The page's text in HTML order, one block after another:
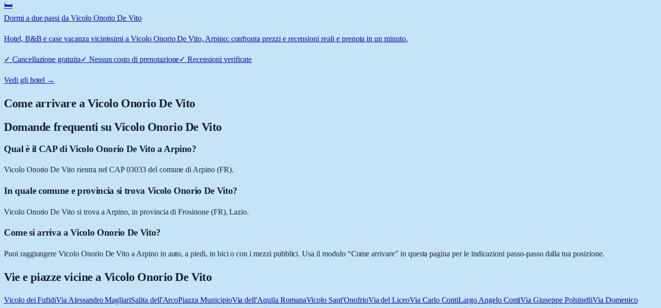
🛏️
Dormi a due passi da Vicolo Onorio De Vito
Hotel, B&B e case vacanza vicinissimi a Vicolo Onorio De Vito, Arpino: confronta prezzi e recensioni reali e prenota in un minuto.
✓ Cancellazione gratuita✓ Nessun costo di prenotazione✓Recensioni verificate
Vedi gli hotel →
Come arrivare aVicolo Onorio De Vito
Domande frequenti su Vicolo Onorio De Vito
Qual è il CAP di Vicolo Onorio De Vito a Arpino?
Vicolo Onorio De Vito rientra nel CAP 03033 del comune di Arpino (FR).
In quale comune e provincia si trova Vicolo Onorio De Vito?
Vicolo Onorio De Vito si trova a Arpino, in provincia di Frosinone (FR), Lazio.
Come si arriva a Vicolo Onorio De Vito?
Puoi raggiungere Vicolo Onorio De Vito a Arpino in auto, a piedi, in bici o con i mezzi pubblici. Usa il modulo “Come arrivare” in questa pagina per le indicazioni passo-passo dalla tua posizione.
Vie e piazze vicine a Vicolo Onorio De Vito
Vicolo dei FufidiVia Alessandro MagliariSalita dell'ArcoPiazza MunicipioVia dell'Aquila RomanaVicolo Sant'OnofrioVia del LiceoVia Carlo ContiLargo Angelo ContiVia Giuseppe PolsinelliVia Domenico